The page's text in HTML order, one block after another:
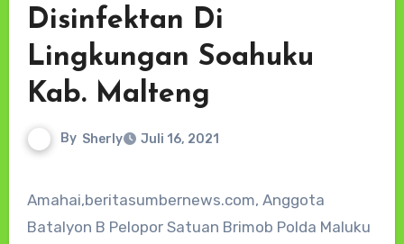
Disinfektan Di
Lingkungan Soahuku
Kab. Malteng
By Sherly Juli 16, 2021
Amahai,beritasumbernews.com, Anggota
Batalyon B Pelopor Satuan Brimob Polda Maluku